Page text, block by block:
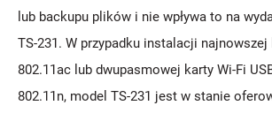
lub backupu plików i nie wpływa to na
TS-231. W przypadku instalacji
802.11ac lub dwupasmowej karty Wi-Fi
802.11n, model TS-231 jest w stanie